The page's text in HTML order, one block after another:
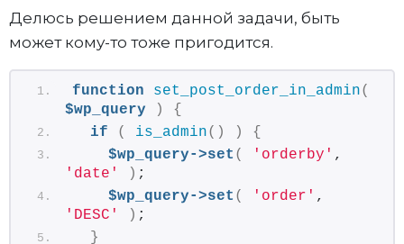
Делюсь решением данной задачи, быть
может кому-то тоже пригодится.
function set_post_order_in_admin(
$wp_query
)
{
if
( is_admin() )
{
$wp_query->set ( 'orderby'
'date'
) ;
$wp_query->set ( 'order'
'DESC'
) ;
}